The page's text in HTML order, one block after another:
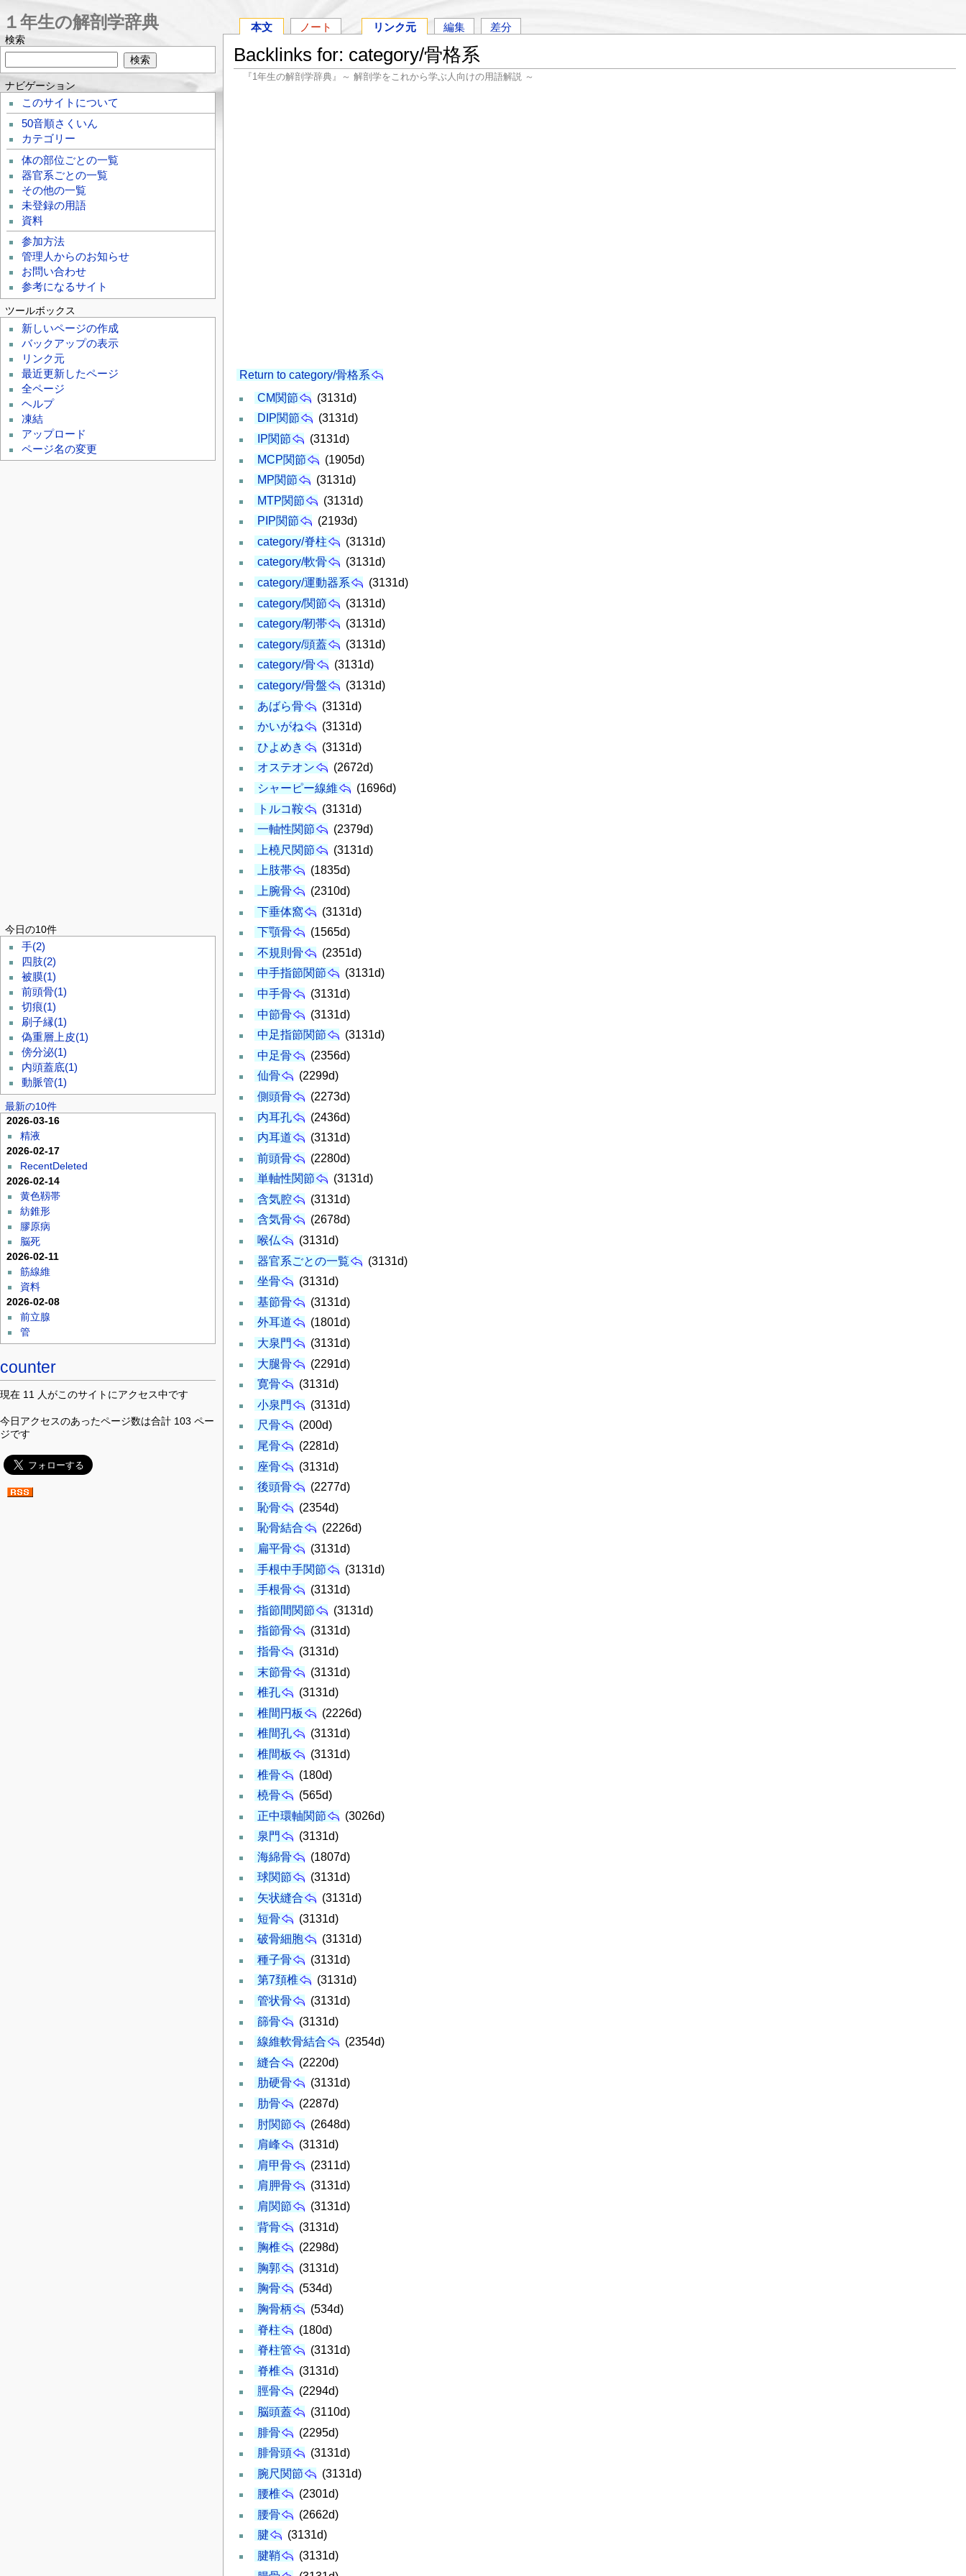
本文 ノート リンク元 編集 差分
Backlinks for: category/骨格系
『1年生の解剖学辞典』～ 解剖学をこれから学ぶ人向けの用語解説 ～
Return to category/骨格系
CM関節
(3131d)
DIP関節
(3131d)
IP関節
(3131d)
MCP関節
(1905d)
MP関節
(3131d)
MTP関節
(3131d)
PIP関節
(2193d)
category/脊柱
(3131d)
category/軟骨
(3131d)
category/運動器系
(3131d)
category/関節
(3131d)
category/靭帯
(3131d)
category/頭蓋
(3131d)
category/骨
(3131d)
category/骨盤
(3131d)
あばら骨
(3131d)
かいがね
(3131d)
ひよめき
(3131d)
オステオン
(2672d)
シャーピー線維
(1696d)
トルコ鞍
(3131d)
一軸性関節
(2379d)
上橈尺関節
(3131d)
上肢帯
(1835d)
上腕骨
(2310d)
下垂体窩
(3131d)
下顎骨
(1565d)
不規則骨
(2351d)
中手指節関節
(3131d)
中手骨
(3131d)
中節骨
(3131d)
中足指節関節
(3131d)
中足骨
(2356d)
仙骨
(2299d)
側頭骨
(2273d)
内耳孔
(2436d)
内耳道
(3131d)
前頭骨
(2280d)
単軸性関節
(3131d)
含気腔
(3131d)
含気骨
(2678d)
喉仏
(3131d)
器官系ごとの一覧
(3131d)
坐骨
(3131d)
基節骨
(3131d)
外耳道
(1801d)
大泉門
(3131d)
大腿骨
(2291d)
寛骨
(3131d)
小泉門
(3131d)
尺骨
(200d)
尾骨
(2281d)
座骨
(3131d)
後頭骨
(2277d)
恥骨
(2354d)
恥骨結合
(2226d)
扁平骨
(3131d)
手根中手関節
(3131d)
手根骨
(3131d)
指節間関節
(3131d)
指節骨
(3131d)
指骨
(3131d)
末節骨
(3131d)
椎孔
(3131d)
椎間円板
(2226d)
椎間孔
(3131d)
椎間板
(3131d)
椎骨
(180d)
橈骨
(565d)
正中環軸関節
(3026d)
泉門
(3131d)
海綿骨
(1807d)
球関節
(3131d)
矢状縫合
(3131d)
短骨
(3131d)
破骨細胞
(3131d)
種子骨
(3131d)
第7頚椎
(3131d)
管状骨
(3131d)
篩骨
(3131d)
線維軟骨結合
(2354d)
縫合
(2220d)
肋硬骨
(3131d)
肋骨
(2287d)
肘関節
(2648d)
肩峰
(3131d)
肩甲骨
(2311d)
肩胛骨
(3131d)
肩関節
(3131d)
背骨
(3131d)
胸椎
(2298d)
胸郭
(3131d)
胸骨
(534d)
胸骨柄
(534d)
脊柱
(180d)
脊柱管
(3131d)
脊椎
(3131d)
脛骨
(2294d)
脳頭蓋
(3110d)
腓骨
(2295d)
腓骨頭
(3131d)
腕尺関節
(3131d)
腰椎
(2301d)
腰骨
(2662d)
腱
(3131d)
腱鞘
(3131d)
１年生の解剖学辞典
検索
ナビゲーション
このサイトについて
50音順さくいん
カテゴリー
体の部位ごとの一覧
器官系ごとの一覧
その他の一覧
未登録の用語
資料
参加方法
管理人からのお知らせ
お問い合わせ
参考になるサイト
ツールボックス
新しいページの作成
バックアップの表示
リンク元
最近更新したページ
全ページ
ヘルプ
凍結
アップロード
ページ名の変更
今日の10件
手(2)
四肢(2)
被膜(1)
前頭骨(1)
切痕(1)
刷子縁(1)
偽重層上皮(1)
傍分泌(1)
内頭蓋底(1)
動脈管(1)
最新の10件
2026-03-16
精液
2026-02-17
RecentDeleted
2026-02-14
黄色靱帯
紡錐形
膠原病
脳死
2026-02-11
筋線維
資料
2026-02-08
前立腺
管
counter
現在 11 人がこのサイトにアクセス中です
今日アクセスのあったページ数は合計 103 ペー
ジです